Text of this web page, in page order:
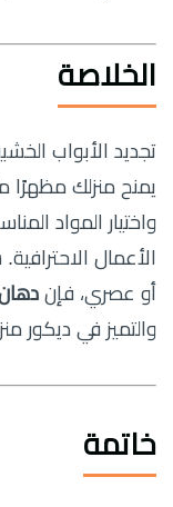
الخلاصة
تجديد الأبواب
يمنح منزلك مظهرًا
واختيار المواد
الأعمال
أو عصري، فإن
والتميز في ديكور
خاتمة